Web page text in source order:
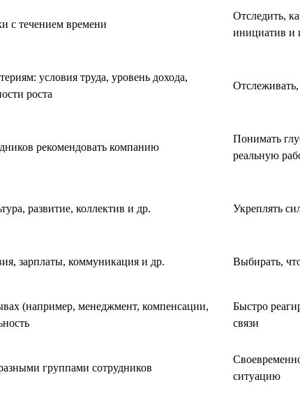
с течением времени
Отследить,
инициатив и
условия труда, уровень дохода,
роста
рекомендовать компанию
Понимать
реальную
развитие, коллектив и др. Укреплять
зарплаты, коммуникация и др. Выбирать,
(например, менеджмент, компенсации,
Быстро
связи
группами сотрудников
ситуацию